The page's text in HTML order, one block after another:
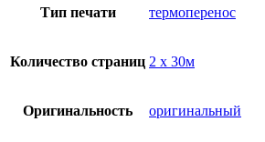
Тип печати термоперенос
Количество страниц 2 х 30м
Оригинальность оригинальный